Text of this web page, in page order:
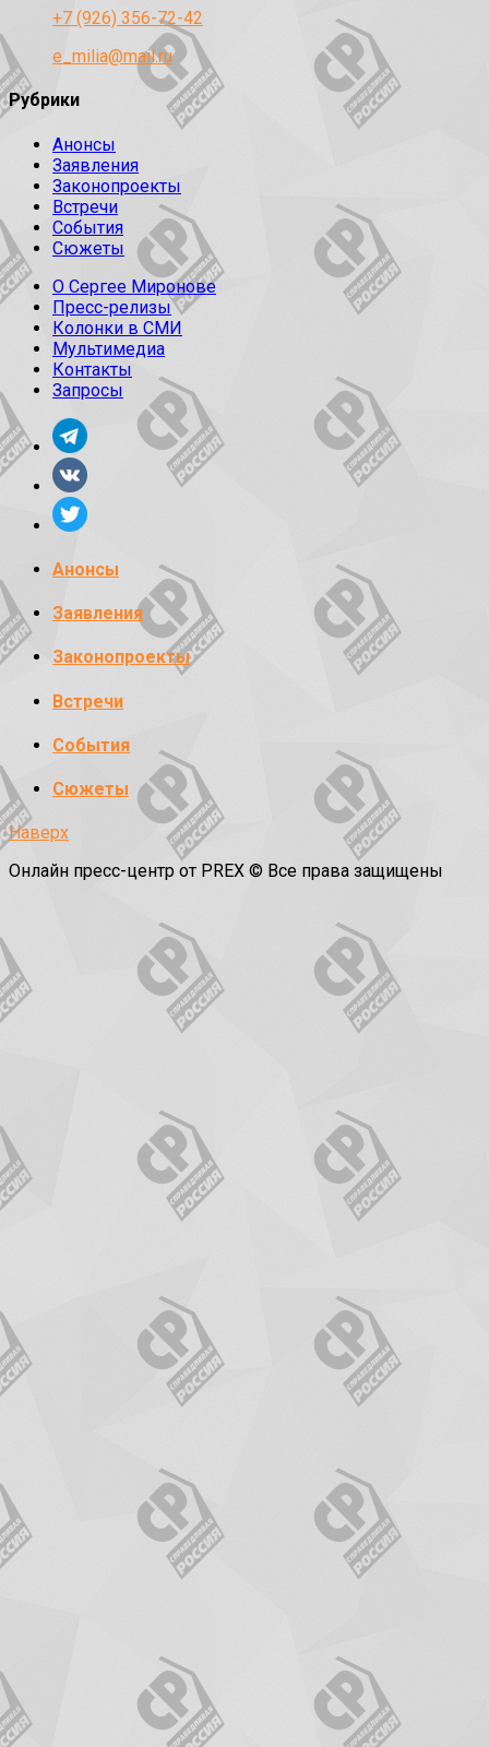
+7 (926) 356-72-42
e_milia@mail.ru
Рубрики
Анонсы
Заявления
Законопроекты
Встречи
События
Сюжеты
О Сергее Миронове
Пресс-релизы
Колонки в СМИ
Мультимедиа
Контакты
Запросы
Анонсы
Заявления
Законопроекты
Встречи
События
Сюжеты
Наверх
Онлайн пресс-центр от PREX © Все права защищены